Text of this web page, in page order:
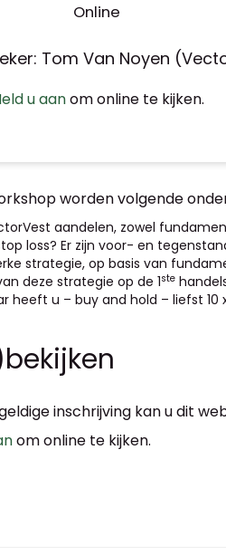
Online
Tom Van Noyen
u aanom online te kijken.
worden volgende
aandelen, zowel
loss? Er zijn voor- en
strategie, op basis van
deze strategie op de 1ste
heeft u – buy and hold – liefst
inschrijving kan u dit
om online te kijken.